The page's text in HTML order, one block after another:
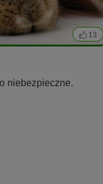
13
niebezpieczne.